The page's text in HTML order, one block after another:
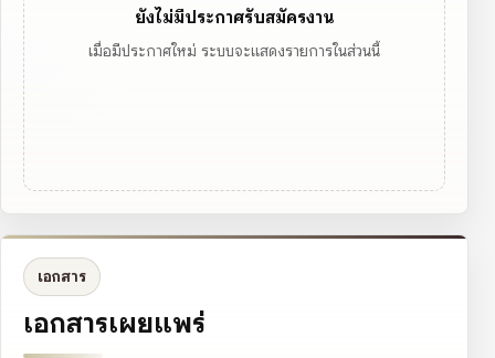
ยังไม่มีประกาศรับสมัครงาน
เมื่อมีประกาศใหม่ ระบบจะแสดงรายการในส่วนนี้
เอกสาร
เอกสารเผยแพร่